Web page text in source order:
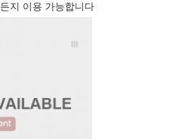
지 이용 가능합니다